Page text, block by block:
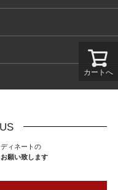
カートへ
ィネートの
願い致します